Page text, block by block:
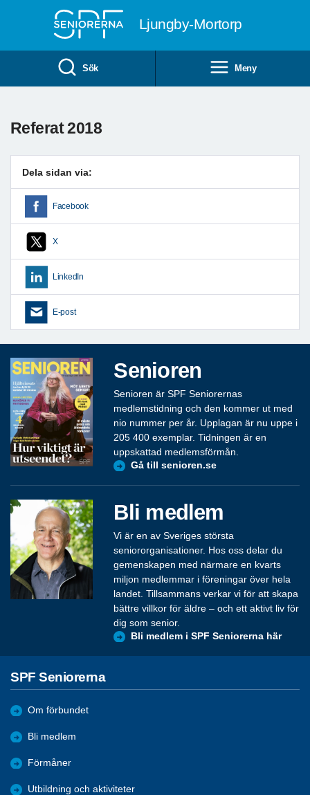
Ljungby-Mortorp
Sök Meny
Referat 2018
Dela sidan via:
Facebook
X
LinkedIn
E-post
Senioren
Senioren är SPF Seniorernas
medlemstidning och den kommer ut med
nio nummer per år. Upplagan är nu uppe i
205 400 exemplar. Tidningen är en
uppskattad medlemsförmån.
Gå till senioren.se
Bli medlem
Vi är en av Sveriges största
seniororganisationer. Hos oss delar du
gemenskapen med närmare en kvarts
miljon medlemmar i föreningar över hela
landet. Tillsammans verkar vi för att skapa
bättre villkor för äldre – och ett aktivt liv för
dig som senior.
Bli medlem i SPF Seniorerna här
SPF Seniorerna
Om förbundet
Bli medlem
Förmåner
Utbildning och aktiviteter